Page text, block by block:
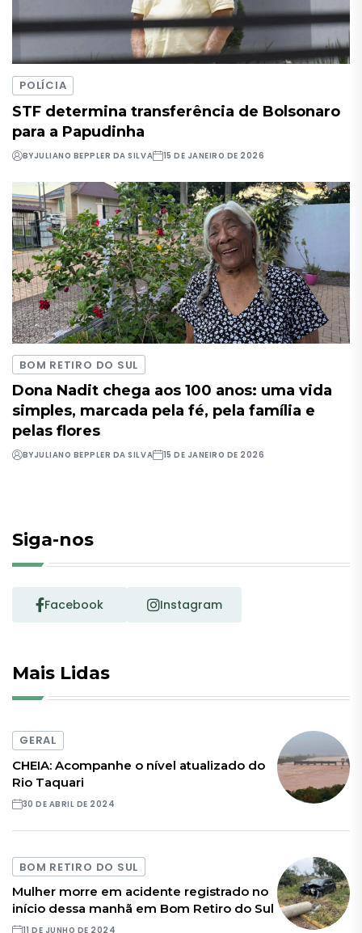
POLÍCIA
STF determina transferência de Bolsonaro
para a Papudinha
BYJULIANO BEPPLER DA SILVA 15 DE JANEIRO DE 2026
BOM RETIRO DO SUL
Dona Nadit chega aos 100 anos: uma vida
simples, marcada pela fé, pela família e
pelas flores
BYJULIANO BEPPLER DA SILVA 15 DE JANEIRO DE 2026
Siga-nos
Facebook Instagram
Mais Lidas
GERAL
CHEIA: Acompanhe o nível atualizado do
Rio Taquari
30 DE ABRIL DE 2024
BOM RETIRO DO SUL
Mulher morre em acidente registrado no
início dessa manhã em Bom Retiro do Sul
11 DE JUNHO DE 2024